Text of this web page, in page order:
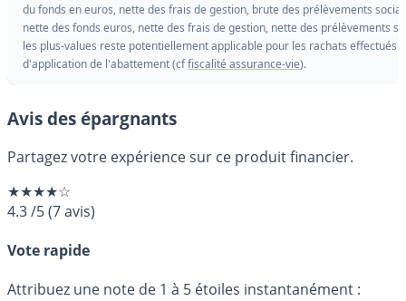
du fonds en euros, nette des frais de gestion, brute des prélèvements
nette des fonds euros, nette des frais de gestion, nette des prélèvements
les plus-values reste potentiellement applicable pour les rachats effectués
d'application de l'abattement (cffiscalité assurance-vie).
Avis des épargnants
Partagez votre expérience sur ce produit financier.
★★★★☆
4.3/5(7avis)
Vote rapide
Attribuez une note de 1 à 5 étoiles instantanément :